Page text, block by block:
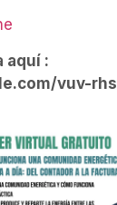
aquí :
vuv-